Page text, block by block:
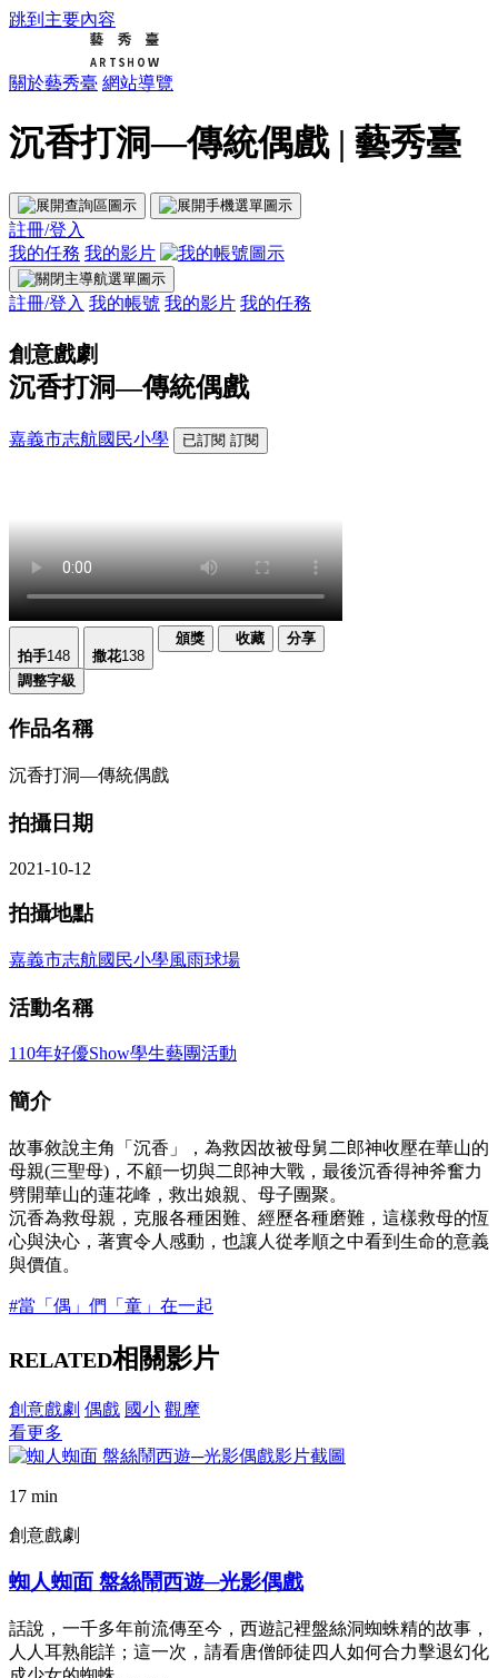
跳到主要內容
關於藝秀臺 網站導覽
沉香打洞—傳統偶戲 | 藝秀臺
註冊/登入
我的任務 我的影片
註冊/登入 我的帳號 我的影片 我的任務
創意戲劇
沉香打洞—傳統偶戲
嘉義市志航國民小學 已訂閱 訂閱
拍手148 撒花138
頒獎 收藏 分享
調整字級
作品名稱
沉香打洞—傳統偶戲
拍攝日期
2021-10-12
拍攝地點
嘉義市志航國民小學風雨球場
活動名稱
110年好優Show學生藝團活動
簡介
故事敘說主角「沉香」，為救因故被母舅二郎神收壓在華山的
母親(三聖母)，不顧一切與二郎神大戰，最後沉香得神斧奮力
劈開華山的蓮花峰，救出娘親、母子團聚。
沉香為救母親，克服各種困難、經歷各種磨難，這樣救母的恆
心與決心，著實令人感動，也讓人從孝順之中看到生命的意義
與價值。
#當「偶」們「童」在一起
RELATED相關影片
創意戲劇 偶戲 國小 觀摩
看更多
17 min
創意戲劇
蜘人蜘面 盤絲鬧西遊─光影偶戲
話說，一千多年前流傳至今，西遊記裡盤絲洞蜘蛛精的故事，
人人耳熟能詳；這一次，請看唐僧師徒四人如何合力擊退幻化